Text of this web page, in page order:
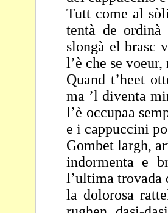
Tutt come al
tentà de ordinà
slongà el brasc
l’è che se
Quand t’heet
ma ’l diventa
l’è occupaa
e i cappuccini
Gombet largh,
indormenta e
l’ultima trovada
la dolorosa